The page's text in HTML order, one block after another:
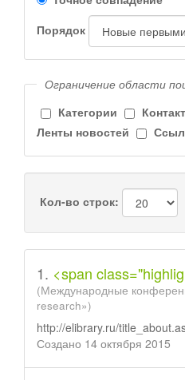
Порядок
Ограничение области
Категории
Ленты новостей
Кол-во строк:
1. <span
(Международные
research»)
http://elibrary.ru/
Создано 14 октября 2015